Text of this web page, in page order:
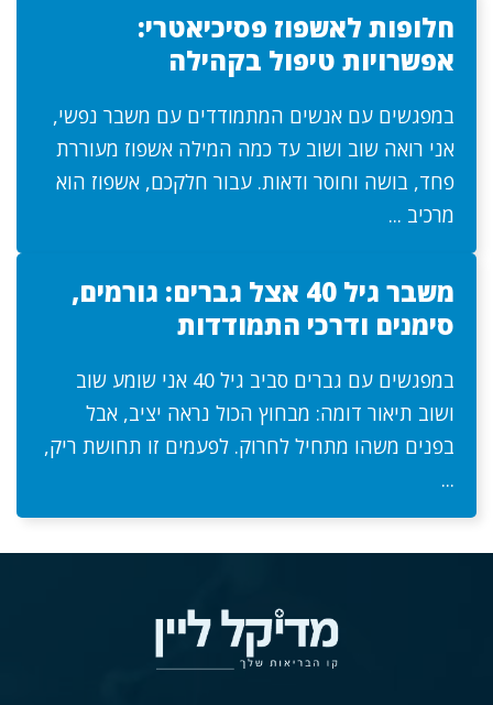
חלופות לאשפוז פסיכיאטרי:
אפשרויות טיפול בקהילה
במפגשים עם אנשים המתמודדים עם משבר נפשי,
אני רואה שוב ושוב עד כמה המילה אשפוז מעוררת
פחד, בושה וחוסר ודאות. עבור חלקכם, אשפוז הוא
מרכיב ...
משבר גיל 40 אצל גברים: גורמים,
סימנים ודרכי התמודדות
במפגשים עם גברים סביב גיל 40 אני שומע שוב
ושוב תיאור דומה: מבחוץ הכול נראה יציב, אבל
בפנים משהו מתחיל לחרוק. לפעמים זו תחושת ריק,
...